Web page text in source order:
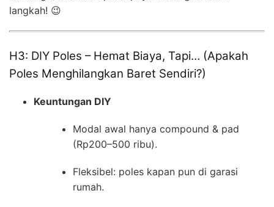
langkah! 😉
H3: DIY Poles – Hemat Biaya, Tapi… (Apakah
Poles Menghilangkan Baret Sendiri?)
Keuntungan DIY
Modal awal hanya compound & pad
(Rp200–500 ribu).
Fleksibel: poles kapan pun di garasi
rumah.